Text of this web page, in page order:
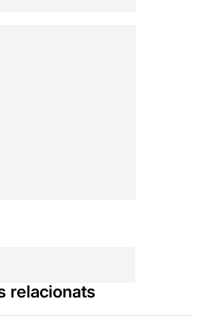
relacionats